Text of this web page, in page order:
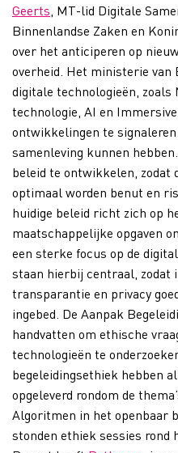
Geerts MT-lid Digitale
Binnenlandse Zaken en
over het anticiperen op
overheid Het ministerie van
digitale technologieën, zoals
technologie , AI en Immersive
ontwikkelingen te
samenleving kunnen
beleid te ontwikkelen, zodat
optimaal worden benut en
huidige beleid richt zich op
maatschappelijke opgaven
een sterke focus op de
staan hierbij centraal, zodat
transparantie en privacy
ingebed. De Aanpak B
handvatten om ethische
technologieën te
begeleidingsethiek hebben
opgeleverd rondom de
Algoritmen in het openbaar
stonden ethiek sessies rond